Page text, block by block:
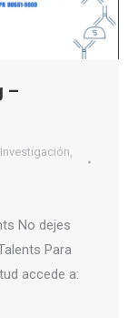
–
Investigación
No dejes
Para
accede a: